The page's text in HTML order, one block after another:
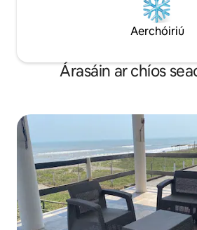
Aerchóiriú
Árasáin ar chíos